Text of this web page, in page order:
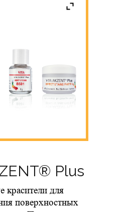
Plus
красители для
поверхностных